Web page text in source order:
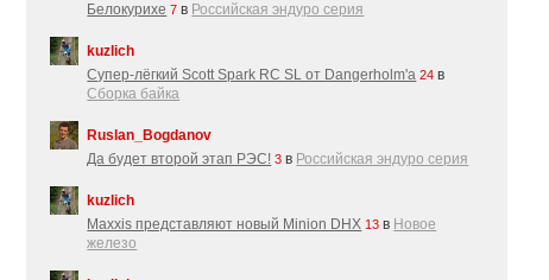
Белокурихе 7 в Российская эндуро серия
kuzlich
Супер-лёгкий Scott Spark RC SL от Dangerholm'a 24 в
Сборка байка
Ruslan_Bogdanov
Да будет второй этап РЭС! 3 в Российская эндуро серия
kuzlich
Maxxis представляют новый Minion DHX 13 в Новое
железо